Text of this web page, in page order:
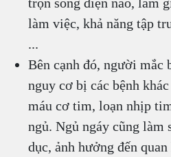
làm việc, khả năng tập
...
Bên cạnh đó, người mắc
nguy cơ bị các bệnh
máu cơ tim, loạn nhịp
ngủ. Ngủ ngáy cũng làm
dục, ảnh hưởng đến